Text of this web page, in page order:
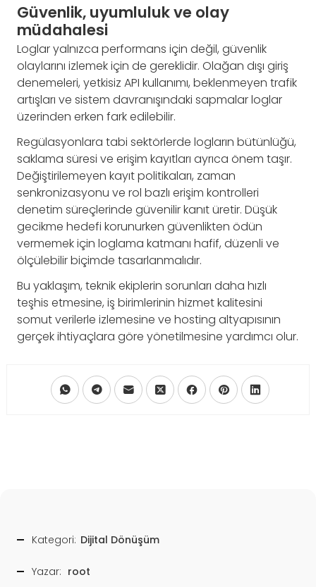
Güvenlik, uyumluluk ve olay
müdahalesi
Loglar yalnızca performans için değil, güvenlik
olaylarını izlemek için de gereklidir. Olağan dışı giriş
denemeleri, yetkisiz API kullanımı, beklenmeyen trafik
artışları ve sistem davranışındaki sapmalar loglar
üzerinden erken fark edilebilir.
Regülasyonlara tabi sektörlerde logların bütünlüğü,
saklama süresi ve erişim kayıtları ayrıca önem taşır.
Değiştirilemeyen kayıt politikaları, zaman
senkronizasyonu ve rol bazlı erişim kontrolleri
denetim süreçlerinde güvenilir kanıt üretir. Düşük
gecikme hedefi korunurken güvenlikten ödün
vermemek için loglama katmanı hafif, düzenli ve
ölçülebilir biçimde tasarlanmalıdır.
Bu yaklaşım, teknik ekiplerin sorunları daha hızlı
teşhis etmesine, iş birimlerinin hizmet kalitesini
somut verilerle izlemesine ve hosting altyapısının
gerçek ihtiyaçlara göre yönetilmesine yardımcı olur.
Kategori: Dijital Dönüşüm
Yazar: root